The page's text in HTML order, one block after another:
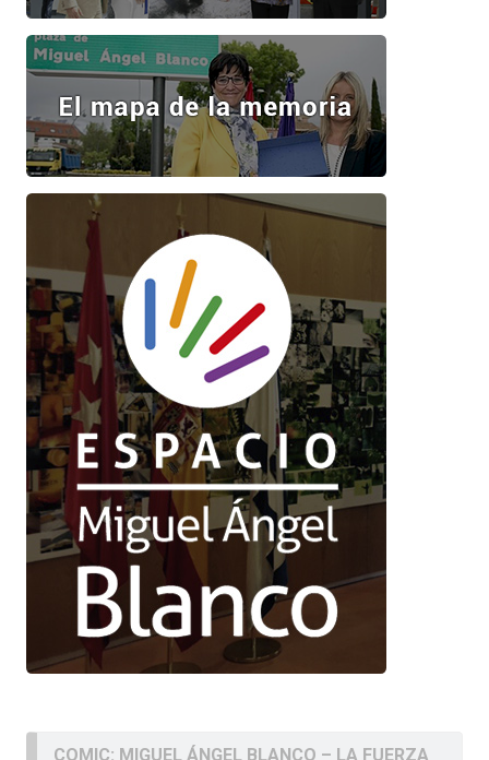
COMIC: MIGUEL ÁNGEL BLANCO – LA FUERZA